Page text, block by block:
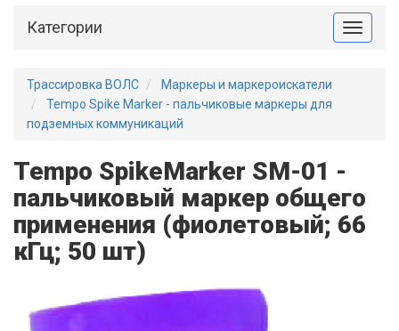
Toggle
Категории
Трассировка ВОЛС
Маркеры и маркероискатели
Tempo Spike Marker - пальчиковые маркеры для
подземных коммуникаций
Tempo SpikeMarker SM-01 -
пальчиковый маркер общего
применения (фиолетовый; 66
кГц; 50 шт)